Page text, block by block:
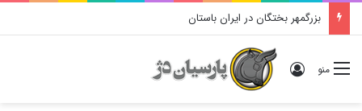
بزرگمهر بختگان در ایران باستان
منو ورود